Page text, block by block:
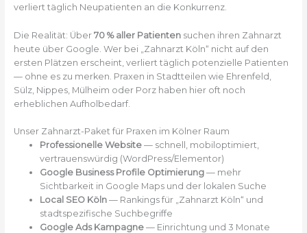
verliert täglich Neupatienten an die Konkurrenz.
Die Realität: Über 70 % aller Patientensuchen ihren Zahnarzt
heute über Google. Wer bei „Zahnarzt Köln“ nicht auf den
ersten Plätzen erscheint, verliert täglich potenzielle Patienten
— ohne es zu merken. Praxen in Stadtteilen wie Ehrenfeld,
Sülz, Nippes, Mülheim oder Porz haben hier oft noch
erheblichen Aufholbedarf.
Unser Zahnarzt-Paket für Praxen im Kölner Raum
Professionelle Website— schnell, mobiloptimiert,
vertrauenswürdig (WordPress/Elementor)
Google Business Profile Optimierung— mehr
Sichtbarkeit in Google Maps und der lokalen Suche
Local SEO Köln— Rankings für „Zahnarzt Köln“ und
stadtspezifische Suchbegriffe
Google Ads Kampagne— Einrichtung und 3 Monate